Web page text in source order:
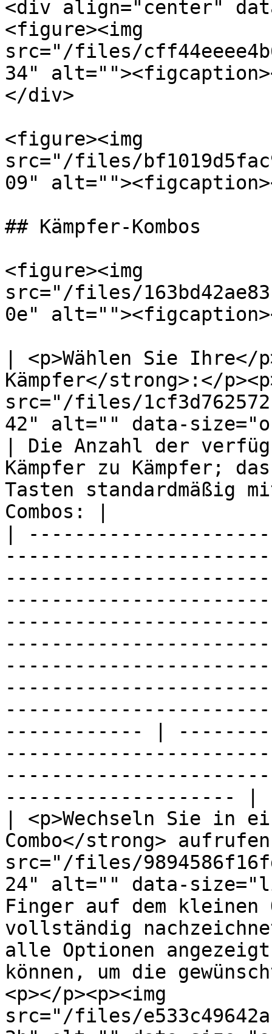
<div align="center"
<figure><img
src="/files/
34"
</div>
<figure><img
src="/files/
09"
## Kämpfer-Kombos
<figure><img
src="/files/
0e"
| <p>Wählen Sie Ihre</
Kämpfer</strong>:</
src="/files/
42" alt="" data-
| Die Anzahl der
Kämpfer zu Kämpfer;
Tasten standardmäßig
Combos: |
|
------------ |
-------------------- |
| <p>Wechseln Sie in
Combo</strong>
src="/files/
24" alt="" data-
Finger auf dem
vollständig
alle Optionen
können, um die
<p></p><p><img
src="/files/